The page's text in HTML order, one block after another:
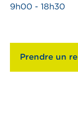
9h00 - 18h30
Prendre un